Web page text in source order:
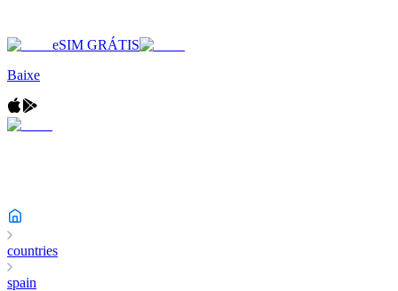
eSIM GRÁTIS
Baixe
countries
spain